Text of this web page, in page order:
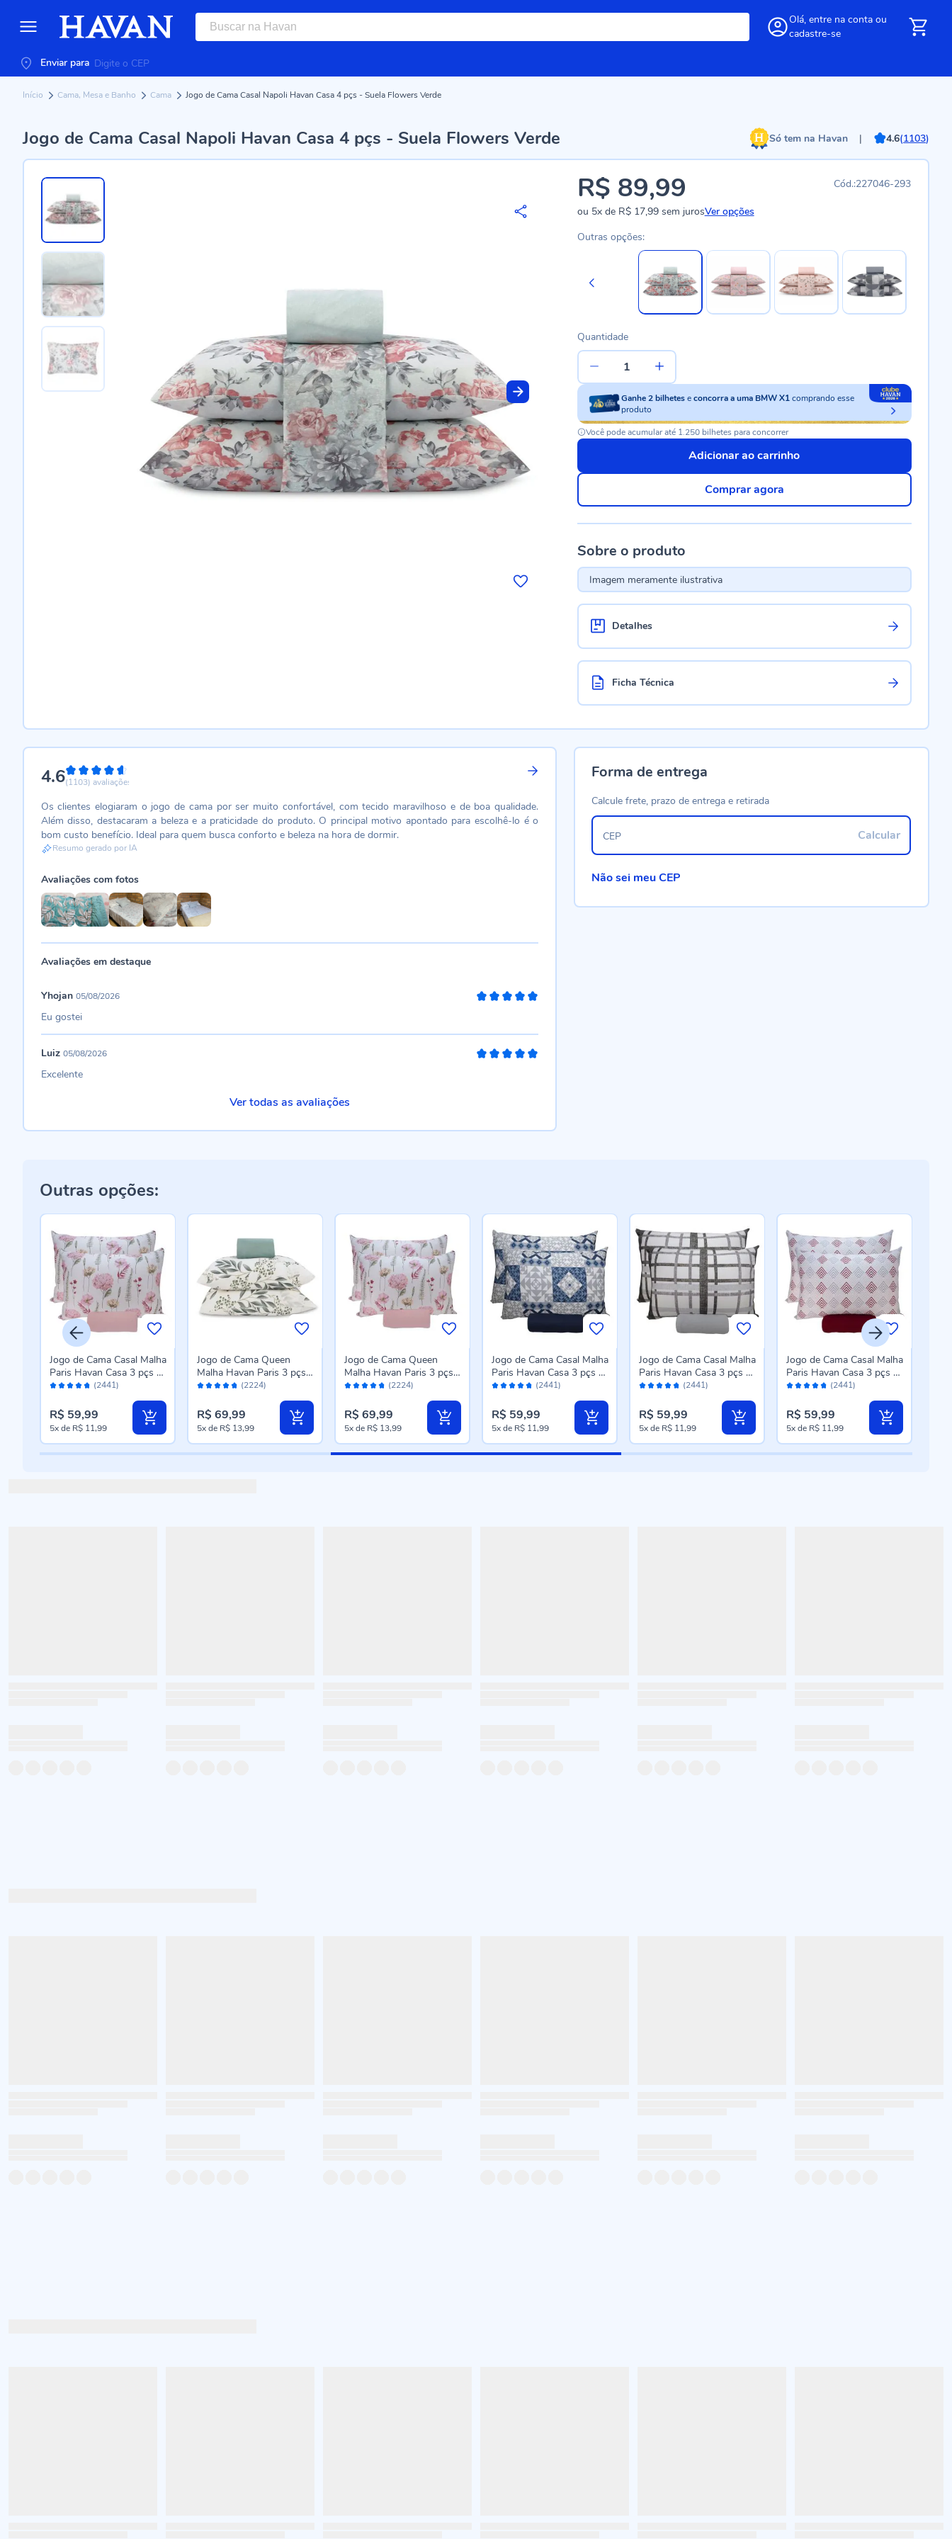
Olá, entre na conta ou
cadastre-se
Enviar para
Início Cama, Mesa e Banho Cama Jogo de Cama Casal Napoli Havan Casa 4 pçs - Suela Flowers Verde
Jogo de Cama Casal Napoli Havan Casa 4 pçs - Suela Flowers Verde Só tem na Havan | 4.6(1103)
227046-293
R$ 89,99
ou 5xde R$ 17,99sem jurosVer opções
Outras opções:
Quantidade
Ganhe2 bilhetes econcorra a uma BMW X1comprando esse
produto
Você pode acumular até 1.250 bilhetes para concorrer
Adicionar ao carrinho
Comprar agora
Sobre o produto
Imagem meramente ilustrativa
Detalhes
Ficha Técnica
4.692%
(1103) avaliações
Os clientes elogiaram o jogo de cama por ser muito confortável, com tecido maravilhoso e de boa qualidade.
Além disso, destacaram a beleza e a praticidade do produto. O principal motivo apontado para escolhê-lo é o
bom custo benefício. Ideal para quem busca conforto e beleza na hora de dormir.
Resumo gerado por IA
Avaliações com fotos
Avaliações em destaque
Yhojan 05/08/2026
Eu gostei
Luiz 05/08/2026
Excelente
Ver todas as avaliações
Forma de entrega
Calcule frete, prazo de entrega e retirada
Calcular
CEP
Não sei meu CEP
Outras opções:
Avaliação: (2441)
Jogo de Cama Casal Malha
Paris Havan Casa 3 pçs -
Jardim Rosa Suave
R$ 59,99
5xde R$ 11,99
Avaliação: (2224)
Jogo de Cama Queen
Malha Havan Paris 3 pçs
Havan Casa - Madrid
R$ 69,99
5xde R$ 13,99
Avaliação: (2224)
Jogo de Cama Queen
Malha Havan Paris 3 pçs
Havan Casa - Jardim Rosa
R$ 69,99
5xde R$ 13,99
Avaliação: (2441)
Jogo de Cama Casal Malha
Paris Havan Casa 3 pçs -
Cali Azul Profundo
R$ 59,99
5xde R$ 11,99
Avaliação: (2441)
Jogo de Cama Casal Malha
Paris Havan Casa 3 pçs -
Trama Urbana Cinza
R$ 59,99
5xde R$ 11,99
Avaliação: (2441)
Jogo de Cama Casal Malha
Paris Havan Casa 3 pçs -
Setas Bloodstone
R$ 59,99
5xde R$ 11,99